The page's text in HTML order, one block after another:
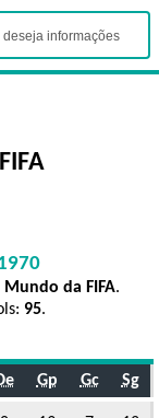
Mundo da FIFA.
95.
Gp Gc Sg